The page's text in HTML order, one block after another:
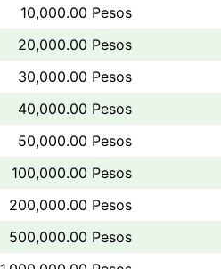
10,000.00 Pesos
20,000.00 Pesos
30,000.00 Pesos
40,000.00 Pesos
50,000.00 Pesos
100,000.00 Pesos
200,000.00 Pesos
500,000.00 Pesos